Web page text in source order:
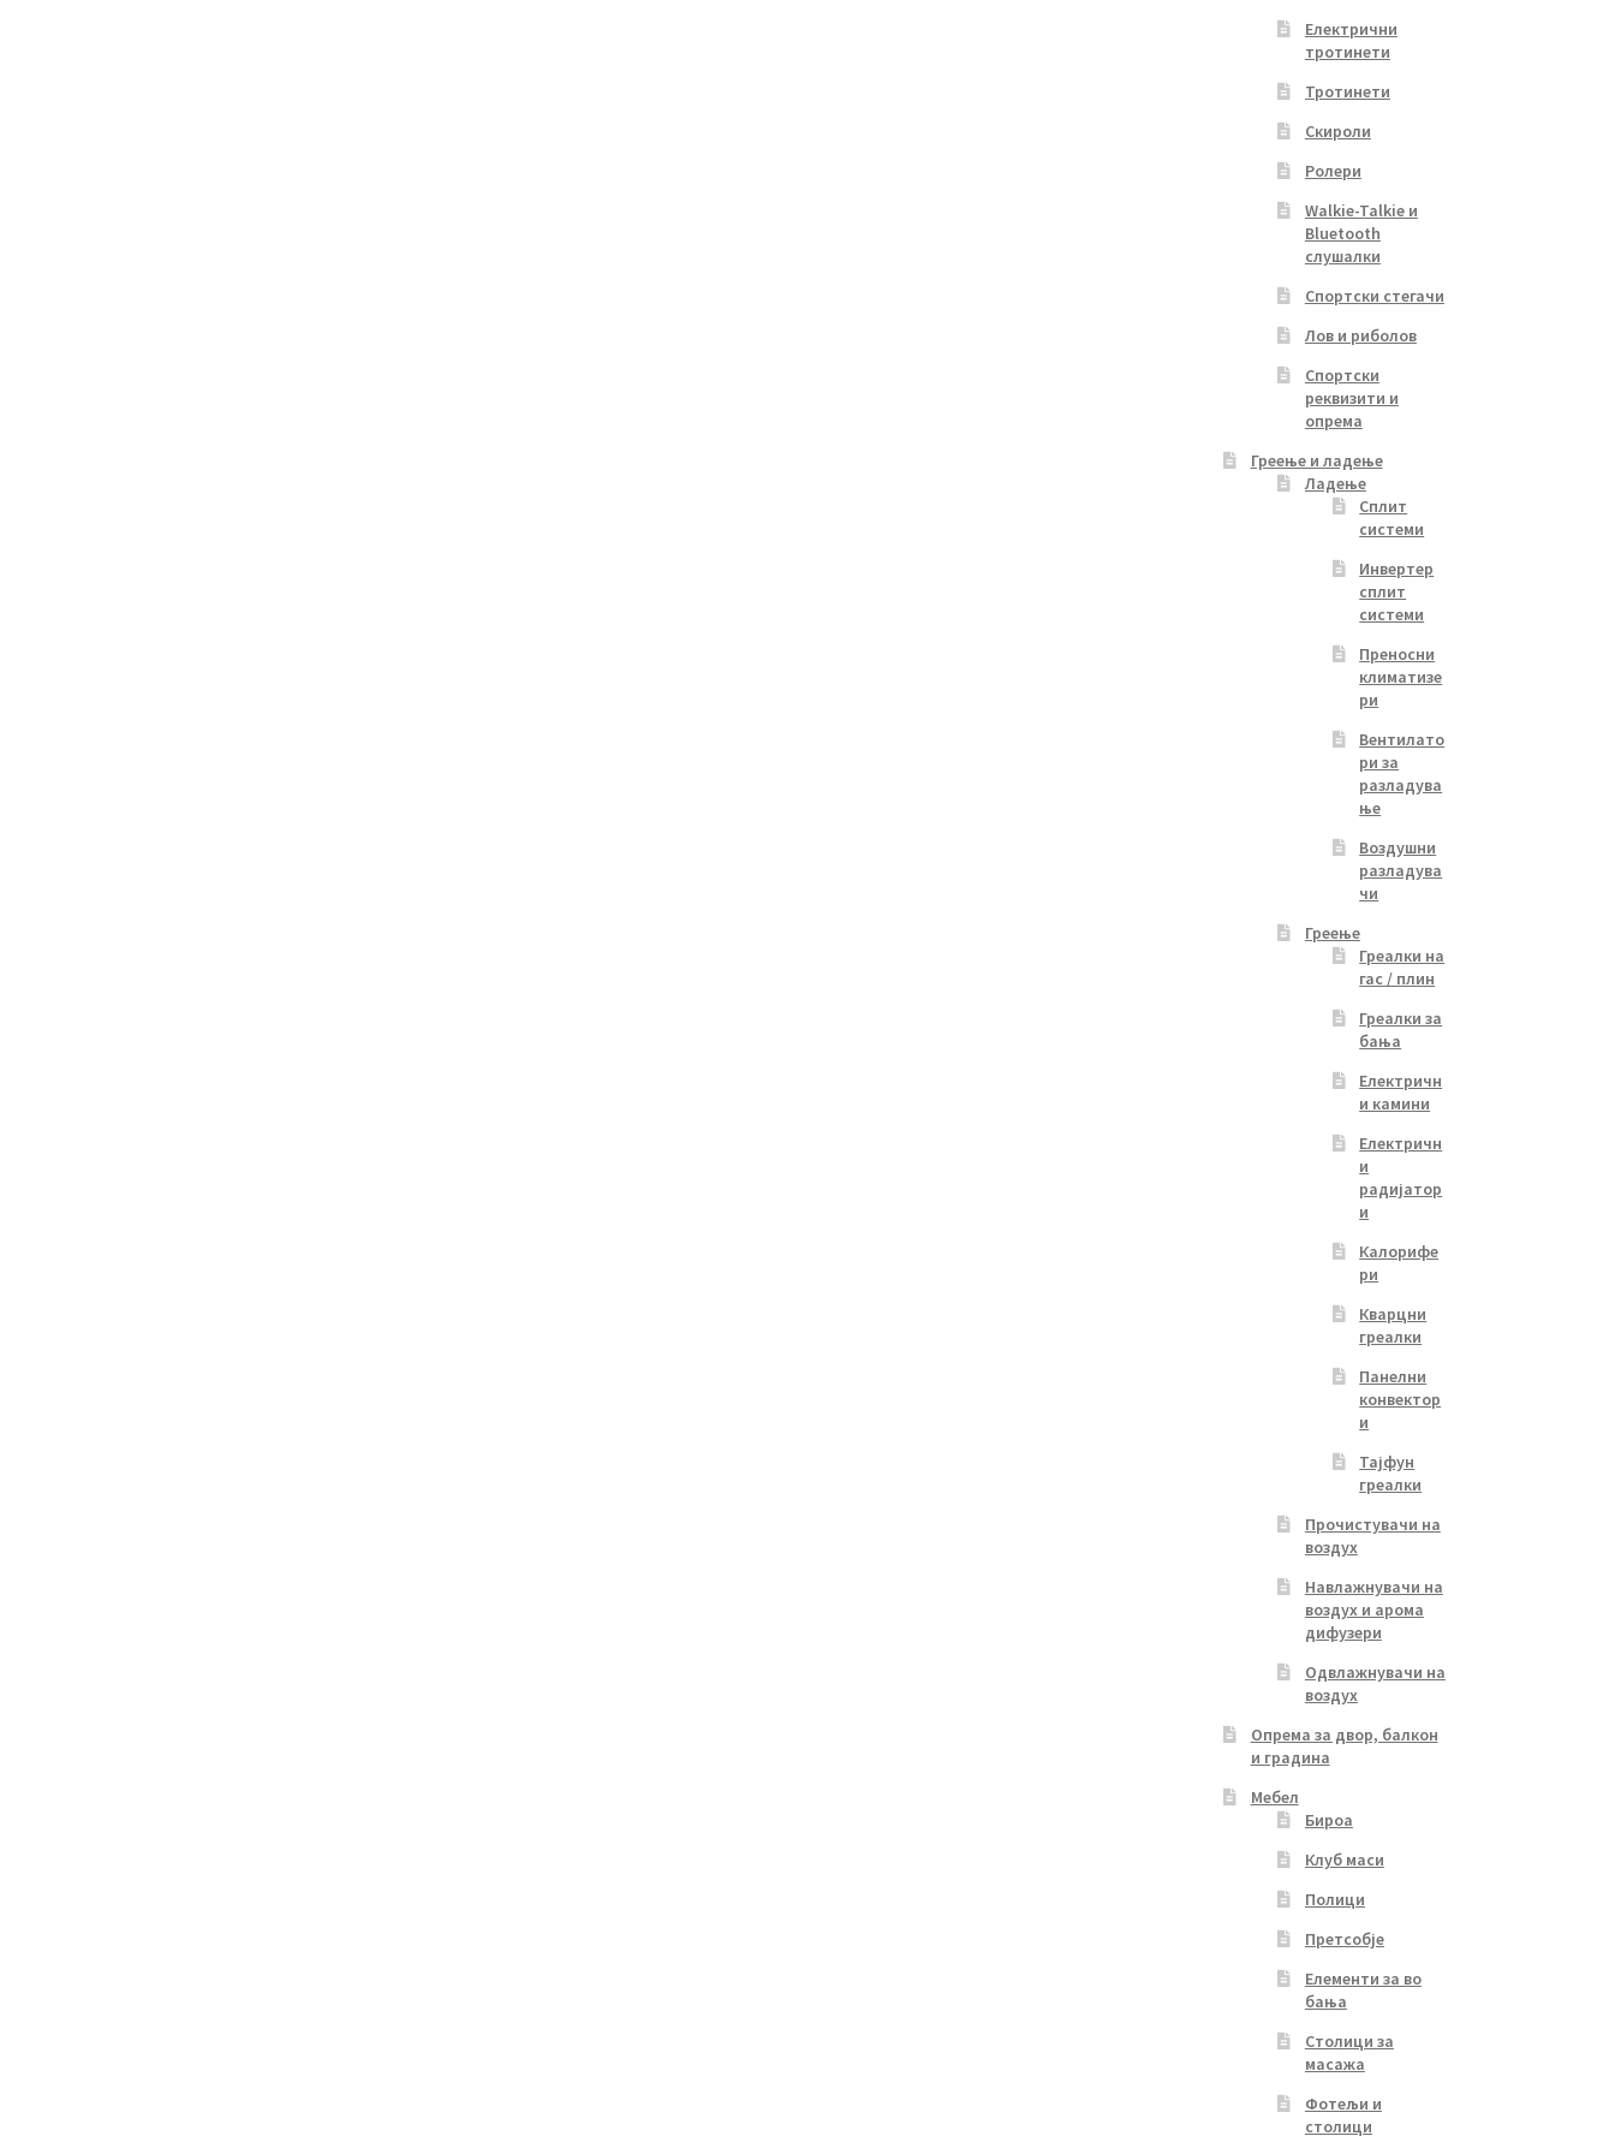
Електрични
тротинети
Тротинети
Скироли
Ролери
Walkie-Talkie и
Bluetooth
слушалки
Спортски стегачи
Лов и риболов
Спортски
реквизити и
опрема
Греење и ладење
Ладење
Сплит
системи
Инвертер
сплит
системи
Преносни
климатизе
ри
Вентилато
ри за
разладува
ње
Воздушни
разладува
чи
Греење
Греалки на
гас / плин
Греалки за
бања
Електричн
и камини
Електричн
и
радијатор
и
Калорифе
ри
Кварцни
греалки
Панелни
конвектор
и
Тајфун
греалки
Прочистувачи на
воздух
Навлажнувачи на
воздух и арома
дифузери
Одвлажнувачи на
воздух
Опрема за двор, балкон
и градина
Мебел
Бироа
Клуб маси
Полици
Претсобје
Елементи за во
бања
Столици за
масажа
Фотељи и
столици